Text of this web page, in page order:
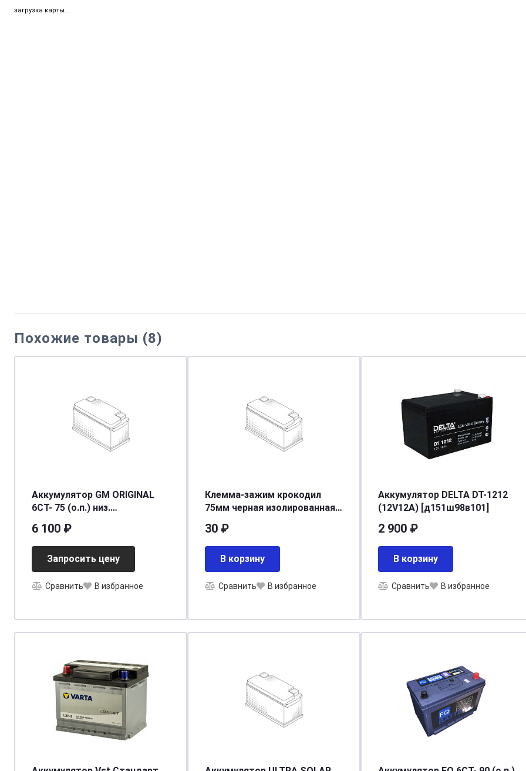
загрузка карты...
Похожие товары (8)
Аккумулятор GM ORIGINAL
6СТ- 75 (о.п.) низ.
6 100 ₽
Запросить цену
Сравнить В избранное
Клемма-зажим крокодил
75мм черная изолированная
30 ₽
В корзину
Сравнить В избранное
Аккумулятор DELTA DT-1212
(12V12A) [д151ш98в101]
2 900 ₽
В корзину
Сравнить В избранное